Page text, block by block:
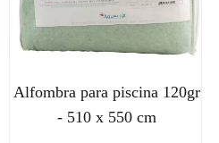
Alfombra para piscina 120gr
- 510 x 550 cm